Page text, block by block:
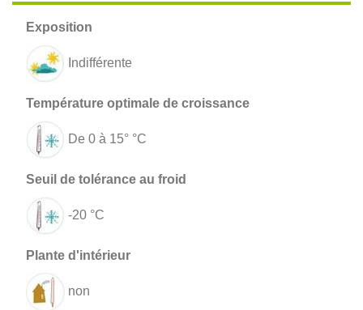
Indifférente
De 0 à 15° °C
-20 °C
non